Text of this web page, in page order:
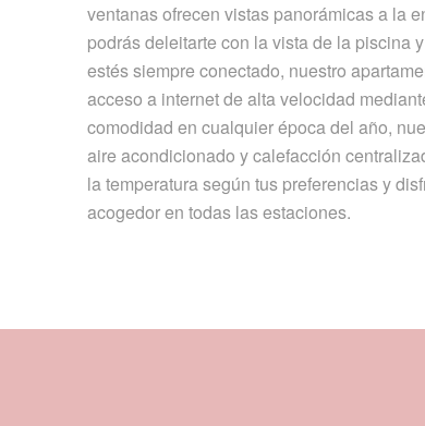
ventanas ofrecen vistas panorámicas a la
podrás deleitarte con la vista de la piscina
estés siempre conectado, nuestro
acceso a internet de alta velocidad
comodidad en cualquier época del año,
aire acondicionado y calefacción
la temperatura según tus preferencias y
acogedor en todas las estaciones.